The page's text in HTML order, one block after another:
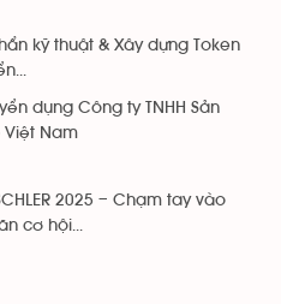
kỹ thuật & Xây dựng Token
dụng Công ty TNHH Sản
Việt Nam
2025 – Chạm tay vào
cơ hội...